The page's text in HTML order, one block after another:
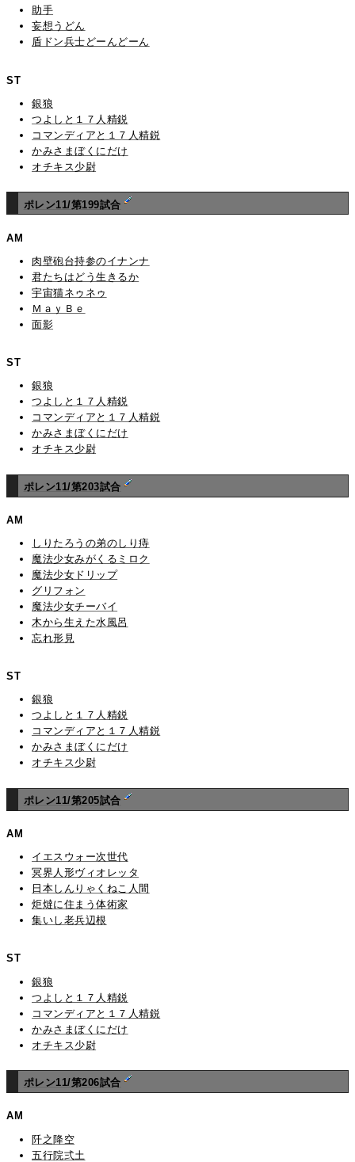
助手
妄想うどん
盾ドン兵士どーんどーん
ST
銀狼
つよしと１７人精鋭
コマンディアと１７人精鋭
かみさまぼくにだけ
オチキス少尉
ポレン11/第199試合
AM
肉壁砲台持参のイナンナ
君たちはどう生きるか
宇宙猫ネゥネゥ
ＭａｙＢｅ
面影
ST
銀狼
つよしと１７人精鋭
コマンディアと１７人精鋭
かみさまぼくにだけ
オチキス少尉
ポレン11/第203試合
AM
しりたろうの弟のしり痔
魔法少女みがくるミロク
魔法少女ドリップ
グリフォン
魔法少女チーバイ
木から生えた水風呂
忘れ形見
ST
銀狼
つよしと１７人精鋭
コマンディアと１７人精鋭
かみさまぼくにだけ
オチキス少尉
ポレン11/第205試合
AM
イエスウォー次世代
冥界人形ヴィオレッタ
日本しんりゃくねこ人間
炬燵に住まう体術家
集いし老兵辺根
ST
銀狼
つよしと１７人精鋭
コマンディアと１７人精鋭
かみさまぼくにだけ
オチキス少尉
ポレン11/第206試合
AM
阡之降空
五行院弍土